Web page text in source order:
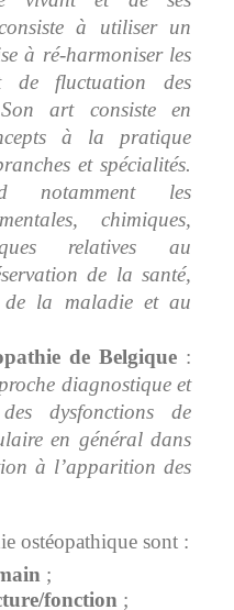
à utiliser un
à ré-harmoniser les
de fluctuation des
art consiste en
à la pratique
et spécialités.
notamment les
chimiques,
relatives au
de la santé,
de la maladie et au
de Belgique :
diagnostique et
dysfonctions de
en général dans
à l’apparition des
ostéopathique sont :
;
fonction ;